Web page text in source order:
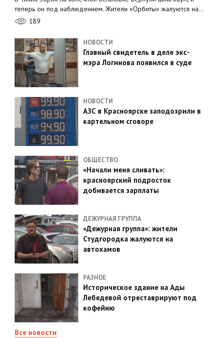
теперь он под наблюдением. Жители «Орбиты» жалуются на…
189
НОВОСТИ
Главный свидетель в деле экс-
мэра Логинова появился в суде
НОВОСТИ
АЗС в Красноярске заподозрили в
картельном сговоре
ОБЩЕСТВО
«Начали меня сливать»:
красноярский подросток
добивается зарплаты
ДЕЖУРНАЯ ГРУППА
«Дежурная группа»: жители
Студгородка жалуются на
автохамов
РАЗНОЕ
Историческое здание на Ады
Лебедевой отреставрируют под
кофейню
Все новости